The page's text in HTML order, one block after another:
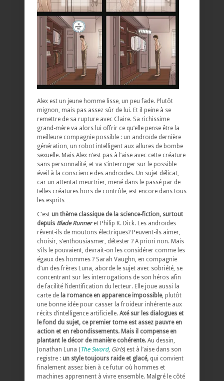
Alex est un jeune homme lisse, un peu fade. Plutôt
mignon, mais pas assez sûr de lui. Et il peine à se
remettre de sa rupture avec Claire. Sa richissime
grand-mère va alors lui offrir ce qu’elle pense être la
meilleure compagnie possible : un androïde dernière
génération, un robot intelligent aux allures de bombe
sexuelle. Mais Alex n’est pas à l’aise avec cette créature
sans personnalité, et va s’interroger sur le possible
éveil à la conscience des androïdes. Un sujet délicat,
car un attentat meurtrier, mené dans le passé par de
telles créatures hors de contrôle, est encore dans tous
les esprits…
C’est un thème classique de la science-fiction, surtout
depuis Blade Runner et Philip K. Dick. Les androïdes
rêvent-ils de moutons électriques? Peuvent-ils aimer,
choisir, s’enthousiasmer, détester ? A priori non. Mais
s’ils le pouvaient, devrait-on les considérer comme les
égaux des hommes ? Sarah Vaughn, en compagnie
d’un des frères Luna, aborde le sujet avec sobriété, se
concentrant sur les interrogations de son héros afin
de facilité l’identification du lecteur. Elle joue aussi la
carte de la romance en apparence impossible, plutôt
une bonne idée pour casser la froideur inhérente aux
récits d’intelligence artificielle. Axé sur les dialogues et
le fond du sujet, ce premier tome est assez pauvre en
action et en rebondissements. Mais il compense en
plantant le décor de manière cohérente. Au dessin,
Jonathan Luna (The Sword, Girls) est à l’aise dans son
registre : un style toujours raide et glacé, qui convient
finalement assez bien à ce futur où hommes et
machines apprennent à vivre ensemble. Malgré le côté